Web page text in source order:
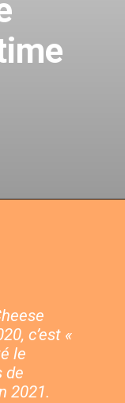
c’est «
le
de
2021.